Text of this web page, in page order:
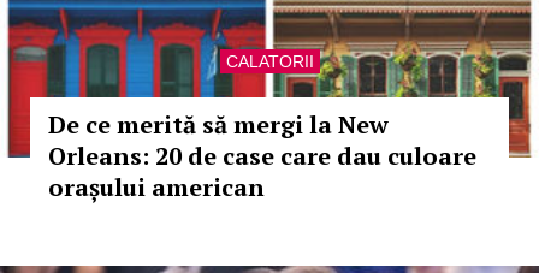
CALATORII
De ce merită să mergi la New
Orleans: 20 de case care dau culoare
orașului american